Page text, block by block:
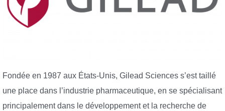
Fondée en 1987 aux États-Unis, Gilead Sciences s’est taillé
une place dans l’industrie pharmaceutique, en se spécialisant
principalement dans le développement et la recherche de